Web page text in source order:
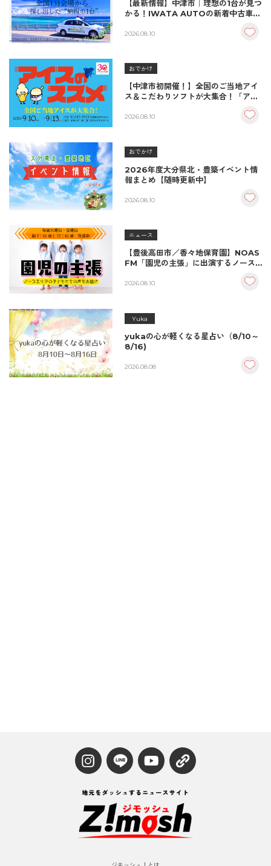
【最新情報】中津市｜理想の1台が見つ
かる！IWATA AUTOの新着中古車＆
2026.08.10
おでかけ
【中津市初開催！】全国のご当地アイ
ス＆こだわりソフトが大集合！「アイ
2026.08.10
おでかけ
2026年度大分県北・豊築イベント情
報まとめ【随時更新中】
2026.08.10
ニュース
【豊後高田市／香々地保育園】NOAS
FM「園児の主張」に出演するノース
2026.08.10
Yuka
yukaの心が軽くなる星占い（8/10～
8/16)
2026.08.08